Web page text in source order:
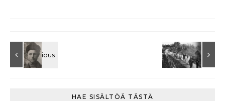
HAE SISÄLTÖÄ TÄSTÄ